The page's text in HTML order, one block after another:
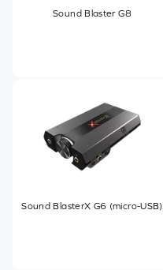
Sound Blaster G8
Sound BlasterX G6 (micro-USB)